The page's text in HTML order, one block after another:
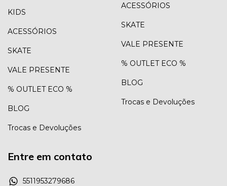
KIDS
ACESSÓRIOS
SKATE
VALE PRESENTE
% OUTLET ECO %
BLOG
Trocas e Devoluções
ACESSÓRIOS
SKATE
VALE PRESENTE
% OUTLET ECO %
BLOG
Trocas e Devoluções
Entre em contato
5511953279686